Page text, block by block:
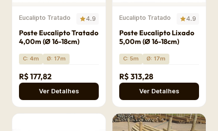
Eucalipto Tratado 4.9
Poste Eucalipto Tratado
4,00m (Ø 16-18cm)
C: 4m Ø: 17m
R$ 177,82
Ver Detalhes
Eucalipto Tratado 4.9
Poste Eucalipto Lixado
5,00m (Ø 16-18cm)
C: 5m Ø: 17m
R$ 313,28
Ver Detalhes